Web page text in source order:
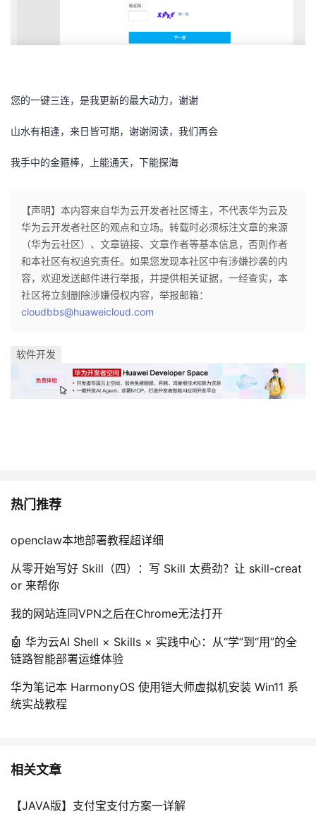
您的一键三连，是我更新的最大动力，谢谢
山水有相逢，来日皆可期，谢谢阅读，我们再会
我手中的金箍棒，上能通天，下能探海
【声明】本内容来自华为云开发者社区博主，不代表华为云及
华为云开发者社区的观点和立场。转载时必须标注文章的来源
（华为云社区）、文章链接、文章作者等基本信息，否则作者
和本社区有权追究责任。如果您发现本社区中有涉嫌抄袭的内
容，欢迎发送邮件进行举报，并提供相关证据，一经查实，本
社区将立刻删除涉嫌侵权内容，举报邮箱：
cloudbbs@huaweicloud.com
软件开发
热门推荐
openclaw本地部署教程超详细
从零开始写好 Skill（四）：写 Skill 太费劲？让 skill-creat
or 来帮你
我的网站连同VPN之后在Chrome无法打开
🤖 华为云AI Shell × Skills × 实践中心：从“学”到“用”的全
链路智能部署运维体验
华为笔记本 HarmonyOS 使用铠大师虚拟机安装 Win11 系
统实战教程
相关文章
【JAVA版】支付宝支付方案一详解